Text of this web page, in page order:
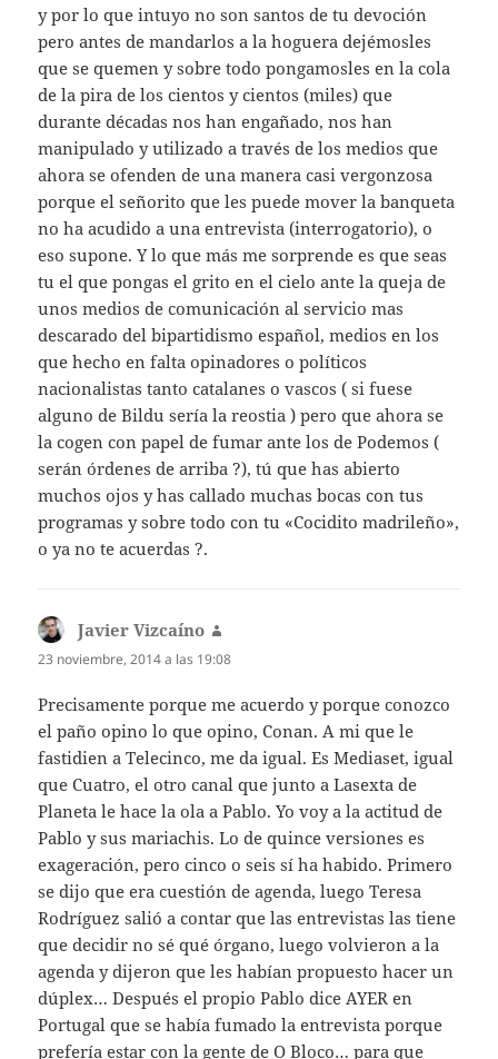
y por lo que intuyo no son santos de tu devoción
pero antes de mandarlos a la hoguera dejémosles
que se quemen y sobre todo pongamosles en la cola
de la pira de los cientos y cientos (miles) que
durante décadas nos han engañado, nos han
manipulado y utilizado a través de los medios que
ahora se ofenden de una manera casi vergonzosa
porque el señorito que les puede mover la banqueta
no ha acudido a una entrevista (interrogatorio), o
eso supone. Y lo que más me sorprende es que seas
tu el que pongas el grito en el cielo ante la queja de
unos medios de comunicación al servicio mas
descarado del bipartidismo español, medios en los
que hecho en falta opinadores o políticos
nacionalistas tanto catalanes o vascos ( si fuese
alguno de Bildu sería la reostia ) pero que ahora se
la cogen con papel de fumar ante los de Podemos (
serán órdenes de arriba ?), tú que has abierto
muchos ojos y has callado muchas bocas con tus
programas y sobre todo con tu «Cocidito madrileño»,
o ya no te acuerdas ?.
Javier Vizcaíno
23 noviembre, 2014 a las 19:08
Precisamente porque me acuerdo y porque conozco
el paño opino lo que opino, Conan. A mi que le
fastidien a Telecinco, me da igual. Es Mediaset, igual
que Cuatro, el otro canal que junto a Lasexta de
Planeta le hace la ola a Pablo. Yo voy a la actitud de
Pablo y sus mariachis. Lo de quince versiones es
exageración, pero cinco o seis sí ha habido. Primero
se dijo que era cuestión de agenda, luego Teresa
Rodríguez salió a contar que las entrevistas las tiene
que decidir no sé qué órgano, luego volvieron a la
agenda y dijeron que les habían propuesto hacer un
dúplex… Después el propio Pablo dice AYER en
Portugal que se había fumado la entrevista porque
prefería estar con la gente de O Bloco… para que